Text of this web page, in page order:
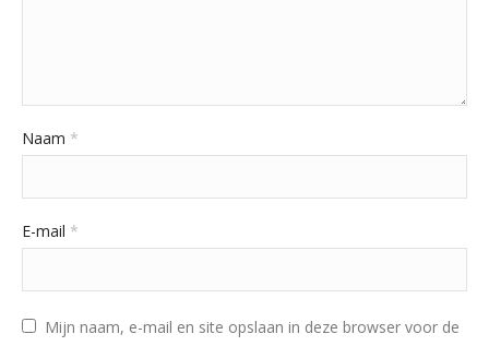
Naam *
E-mail *
Mijn naam, e-mail en site opslaan in deze browser voor de